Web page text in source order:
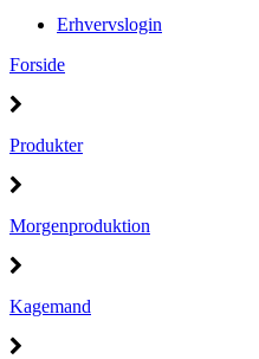
Erhvervslogin
Forside
Produkter
Morgenproduktion
Kagemand